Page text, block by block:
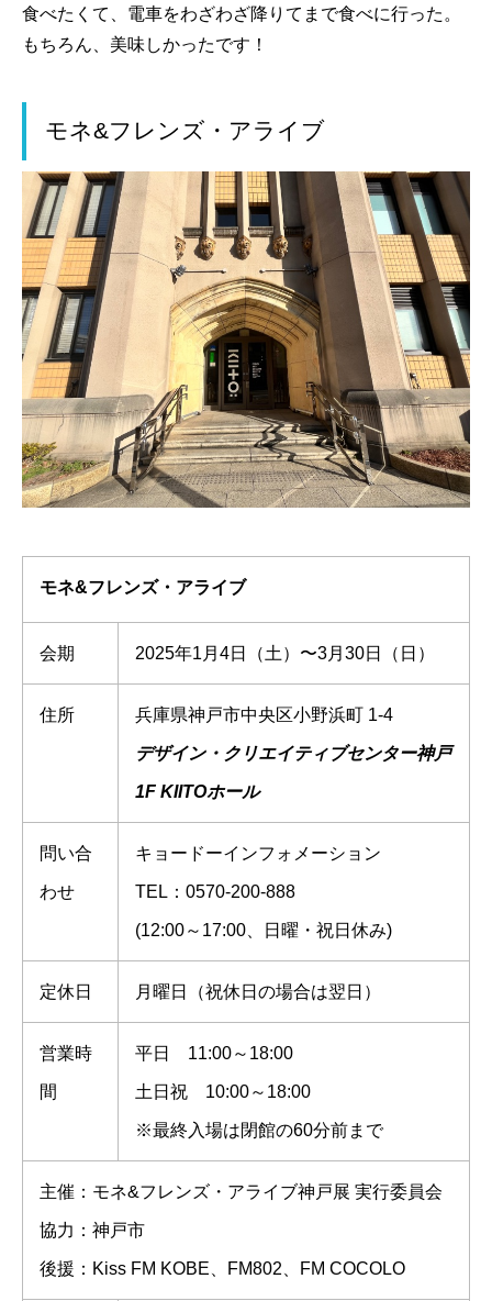
食べたくて、電車をわざわざ降りてまで食べに行った。
もちろん、美味しかったです！
モネ&フレンズ・アライブ
モネ&フレンズ・アライブ
会期 2025年1月4日（土）〜3月30日（日）
住所 兵庫県神戸市中央区小野浜町 1-4
デザイン・クリエイティブセンター神戸
1F KIITOホール
問い合
わせ
キョードーインフォメーション
TEL：0570-200-888
(12:00～17:00、日曜・祝日休み)
定休日 月曜日（祝休日の場合は翌日）
営業時
間
平日 11:00～18:00
土日祝 10:00～18:00
※最終入場は閉館の60分前まで
主催：モネ&フレンズ・アライブ神戸展 実行委員会
協力：神戸市
後援：Kiss FM KOBE、FM802、FM COCOLO